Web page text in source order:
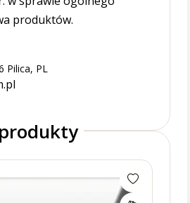
produktów.
Pilica, PL